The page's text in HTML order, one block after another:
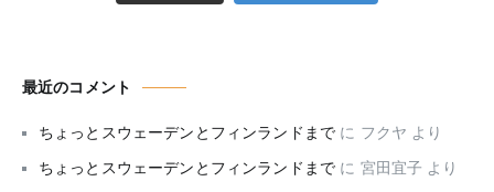
最近のコメント
ちょっとスウェーデンとフィンランドまで に フクヤ より
ちょっとスウェーデンとフィンランドまで に 宮田宜子 より